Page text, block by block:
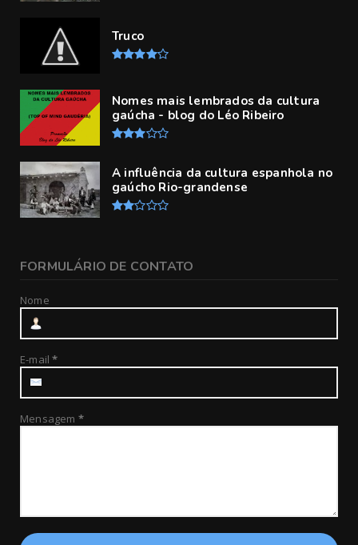
Truco
Nomes mais lembrados da cultura
gaúcha - blog do Léo Ribeiro
A influência da cultura espanhola no
gaúcho Rio-grandense
FORMULÁRIO DE CONTATO
Nome
E-mail*
Mensagem *